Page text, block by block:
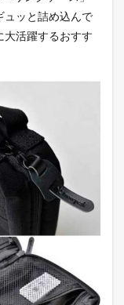
ュッと詰め込んで
大活躍するおすす